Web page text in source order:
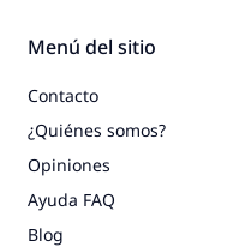
Menú del sitio
Contacto
¿Quiénes somos?
Opiniones
Ayuda FAQ
Blog